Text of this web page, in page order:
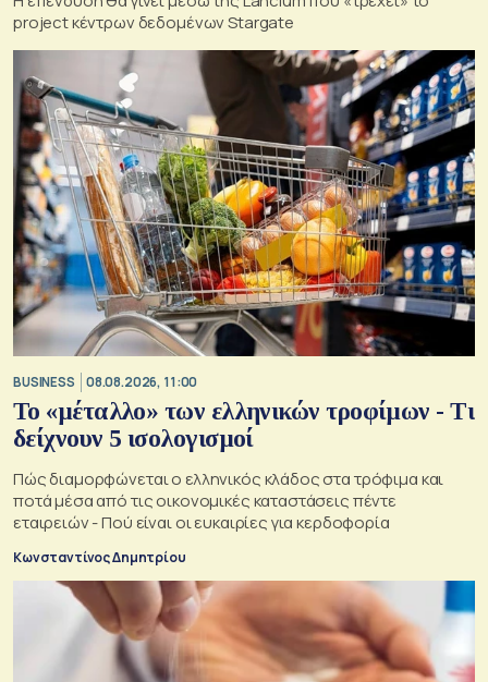
project κέντρων δεδομένων Stargate
BUSINESS 08.08.2026, 11:00
Το «μέταλλο» των ελληνικών τροφίμων - Τι
δείχνουν 5 ισολογισμοί
Πώς διαμορφώνεται ο ελληνικός κλάδος στα τρόφιμα και
ποτά μέσα από τις οικονομικές καταστάσεις πέντε
εταιρειών - Πού είναι οι ευκαιρίες για κερδοφορία
Κωνσταντίνος Δημητρίου